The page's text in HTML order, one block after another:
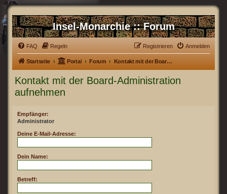
Insel-Monarchie :: Forum
FAQ Regeln Anmelden
Registrieren
Startseite Portal Forum Kontakt mit der Board-Administration aufnehmen
Kontakt mit der Board-Administration
aufnehmen
Empfänger:
Administrator
Deine E-Mail-Adresse:
Dein Name:
Betreff: